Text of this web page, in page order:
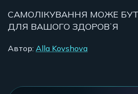
САМОЛІКУВАННЯ МОЖЕ
ДЛЯ ВАШОГО ЗДОРОВʼЯ
Автор: Alla Kovshova